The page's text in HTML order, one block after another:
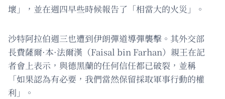
壞」，並在週四早些時候報告了「相當大的火災」。
沙特阿拉伯週三也遭到伊朗彈道導彈襲擊。其外交部
長費薩爾·本·法爾漢（Faisal bin Farhan）親王在記
者會上表示，與德黑蘭的任何信任都已破裂，並稱
「如果認為有必要，我們當然保留採取軍事行動的權
利」。